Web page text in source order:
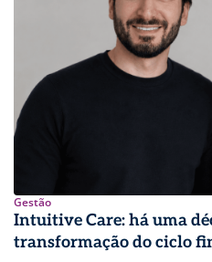
Gestão
Intuitive Care: há uma
transformação do ciclo